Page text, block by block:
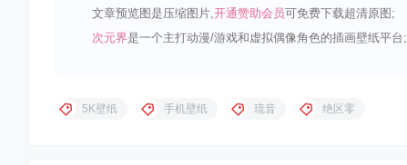
文章预览图是压缩图片,开通赞助会员可免费下载超清原图;
次元界是一个主打动漫/游戏和虚拟偶像角色的插画壁纸平台;
5K壁纸 手机壁纸 琉音 绝区零